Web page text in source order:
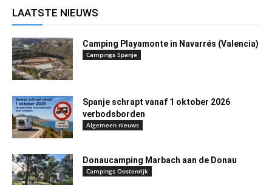
LAATSTE NIEUWS
Camping Playamonte in Navarrés (Valencia)
Campings Spanje
Spanje schrapt vanaf 1 oktober 2026
verbodsborden
Algemeen nieuws
Donaucamping Marbach aan de Donau
Campings Oostenrijk